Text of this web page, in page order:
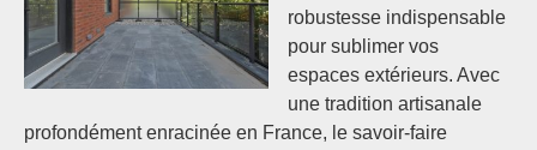
robustesse indispensable
pour sublimer vos
espaces extérieurs. Avec
une tradition artisanale
profondément enracinée en France, le savoir-faire